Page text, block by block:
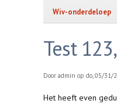
Wiv-onderdeloep
Test
Door admin op do, 05/31/
Het heeft even